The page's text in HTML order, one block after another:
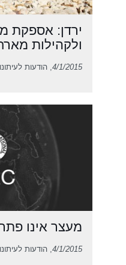
ירדן: אספקת
ולקהילות
4/1/2015, הודעות
מעצר אינו
4/1/2015, הודעות